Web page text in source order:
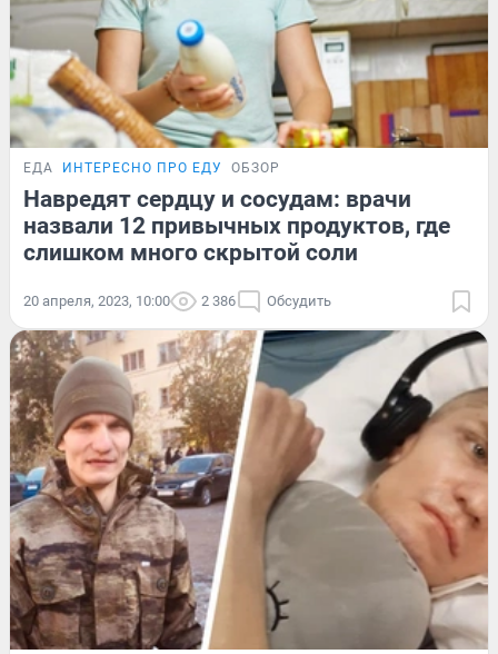
ЕДА ИНТЕРЕСНО ПРО ЕДУ ОБЗОР
Навредят сердцу и сосудам: врачи
назвали 12 привычных продуктов, где
слишком много скрытой соли
20 апреля, 2023, 10:00 2 386 Обсудить